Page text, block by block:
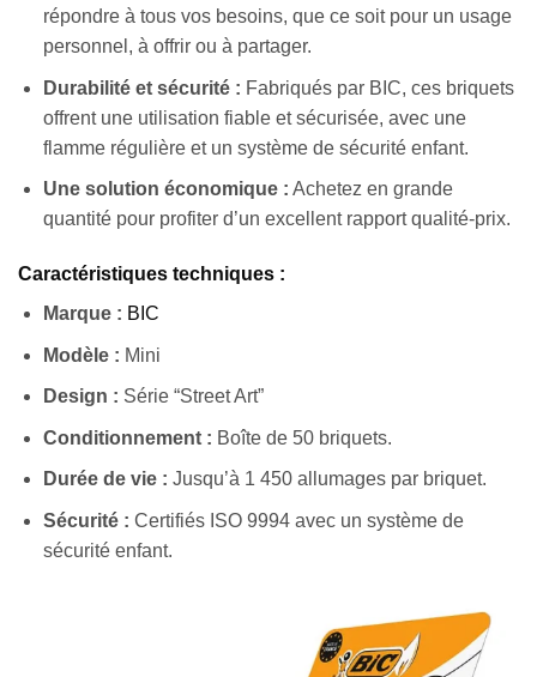
répondre à tous vos besoins, que ce soit pour un usage
personnel, à offrir ou à partager.
Durabilité et sécurité : Fabriqués par BIC, ces briquets
offrent une utilisation fiable et sécurisée, avec une
flamme régulière et un système de sécurité enfant.
Une solution économique : Achetez en grande
quantité pour profiter d’un excellent rapport qualité-prix.
Caractéristiques techniques :
Marque : BIC
Modèle : Mini
Design : Série “Street Art”
Conditionnement : Boîte de 50 briquets.
Durée de vie : Jusqu’à 1 450 allumages par briquet.
Sécurité : Certifiés ISO 9994 avec un système de
sécurité enfant.